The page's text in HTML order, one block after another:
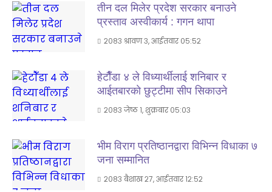
तीन दल मिलेर प्रदेश सरकार बनाउने
प्रस्ताव अस्वीकार्य : गगन थापा
२०८३ श्रावण ३, आईतवार ०५:५२
हेटाैँडा ४ ले विध्यार्थीलाई शनिबार र
आईतबारकाे छुट्टीमा सीप सिकाउने
२०८३ जेष्ठ १, शुक्रबार ०५:०३
भीम विराग प्रतिष्ठानद्वारा विभिन्न विधाका ७
जना सम्मानित
२०८३ बैशाख २७, आईतवार १२:५२